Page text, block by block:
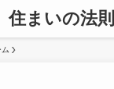
住まいの法則